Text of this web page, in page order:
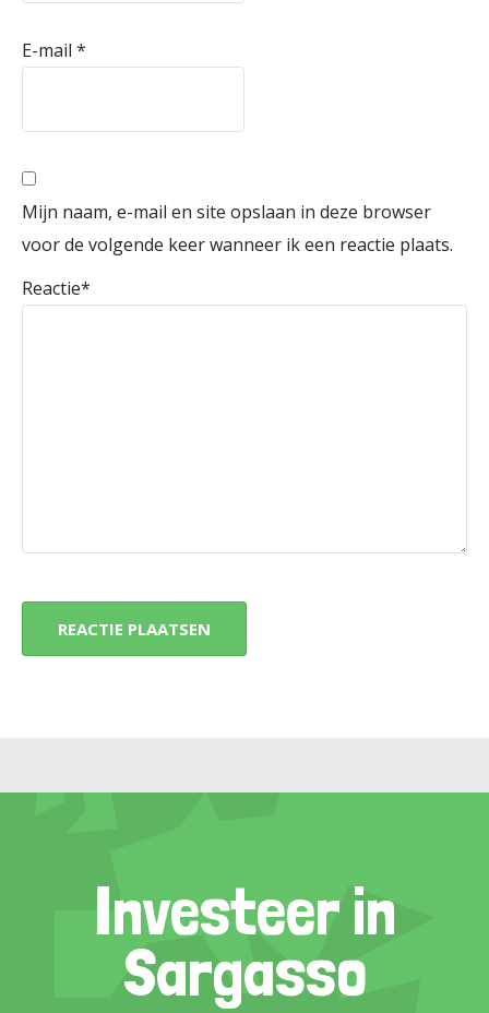
E-mail *
Mijn naam, e-mail en site opslaan in deze browser
voor de volgende keer wanneer ik een reactie plaats.
Reactie*
Investeer in
Sargasso